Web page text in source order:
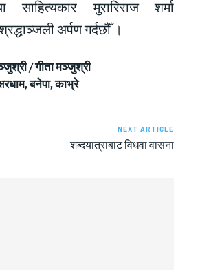
मुरारिराज शर्मा
अर्पण गर्दछौँ ।
/ गीता मञ्जुश्री
बनेपा, काभ्रे
NEXT ARTICLE
शब्दयात्राबाट विधवा वासना